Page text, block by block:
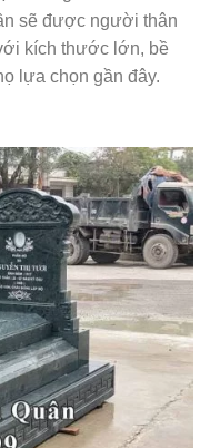
sẽ được người thân
kích thước lớn, bề
lựa chọn gần đây.